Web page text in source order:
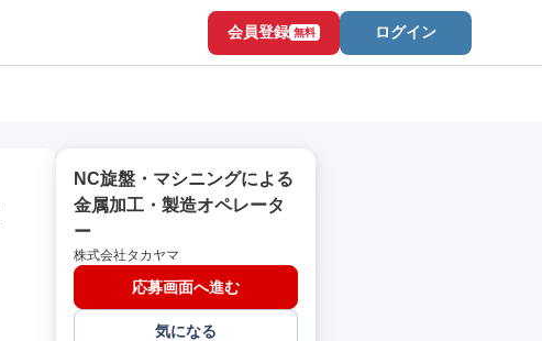
会員登録 無料 ログイン
NC旋盤・マシニングによる
金属加工・製造オペレータ
ー
株式会社タカヤマ
応募画面へ進む
気になる